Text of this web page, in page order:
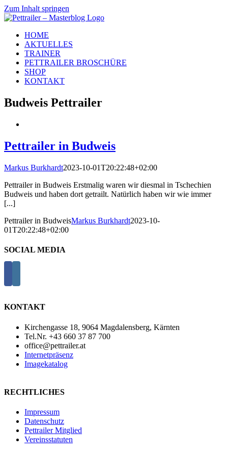
Zum Inhalt springen
HOME
AKTUELLES
TRAINER
PETTRAILER BROSCHÜRE
SHOP
KONTAKT
Budweis Pettrailer
Pettrailer in Budweis
Markus Burkhardt2023-10-01T20:22:48+02:00
Pettrailer in Budweis Erstmalig waren wir diesmal in Tschechien
Budweis und haben dort getrailt. Natürlich haben wir wie immer
[...]
Pettrailer in BudweisMarkus Burkhardt2023-10-
01T20:22:48+02:00
SOCIAL MEDIA
KONTAKT
Kirchengasse 18, 9064 Magdalensberg, Kärnten
Tel.Nr. +43 660 37 87 700
office@pettrailer.at
Internetpräsenz
Imagekatalog
RECHTLICHES
Impressum
Datenschutz
Pettrailer Mitglied
Vereinsstatuten